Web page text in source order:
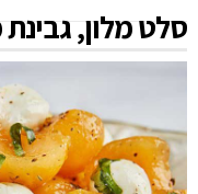
סלט מלון, גבינת